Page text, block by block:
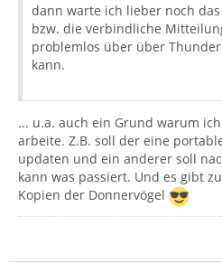
dann warte ich lieber noch
bzw. die verbindliche
problemlos über über
kann.
... u.a. auch ein Grund warum
arbeite. Z.B. soll der eine
updaten und ein anderer soll
kann was passiert. Und es gibt
Kopien der Donnervögel